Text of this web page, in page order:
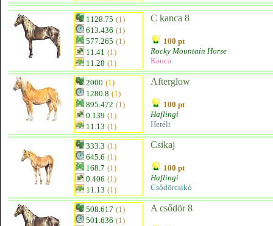
1128.75 (1)
613.436 (1)
577.265 (1)
11.41 (1)
11.28 (1)
C kanca 8
100 pt
Rocky Mountain Horse
Kanca
2000 (1)
1280.8 (1)
895.472 (1)
0.139 (1)
11.13 (1)
Afterglow
100 pt
Haflingi
Herélt
333.3 (1)
645.6 (1)
168.7 (1)
0.406 (1)
11.13 (1)
Csikaj
100 pt
Haflingi
Csődörcsikó
508.617 (1)
501.636 (1)
A csődör 8